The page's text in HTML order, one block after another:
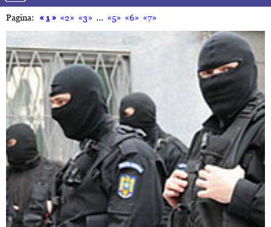
Pagina: «1» «2» «3» ... «5» «6» «7»